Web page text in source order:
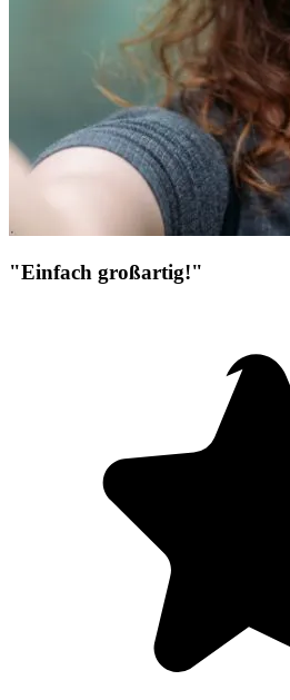
"Einfach großartig!"